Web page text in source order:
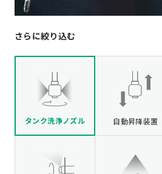
さらに絞り込む
タンク洗浄ノズル 自動昇降装置